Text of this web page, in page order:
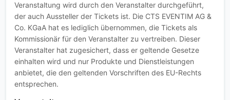
Veranstaltung wird durch den Veranstalter durchgeführt,
der auch Aussteller der Tickets ist. Die CTS EVENTIM AG &
Co. KGaA hat es lediglich übernommen, die Tickets als
Kommissionär für den Veranstalter zu vertreiben. Dieser
Veranstalter hat zugesichert, dass er geltende Gesetze
einhalten wird und nur Produkte und Dienstleistungen
anbietet, die den geltenden Vorschriften des EU-Rechts
entsprechen.